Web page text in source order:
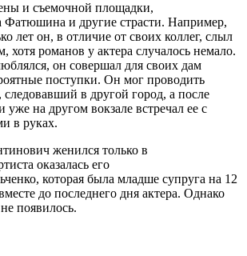
и съемочной площадки,
Фатюшина и другие страсти. Например,
лет он, в отличие от своих коллег, слыл
хотя романов у актера случалось немало.
он совершал для своих дам
поступки. Он мог проводить
в другой город, а после
уже на другом вокзале встречал ее с
в руках.
женился только в
оказалась его
которая была младше супруга на 12
до последнего дня актера. Однако
появилось.